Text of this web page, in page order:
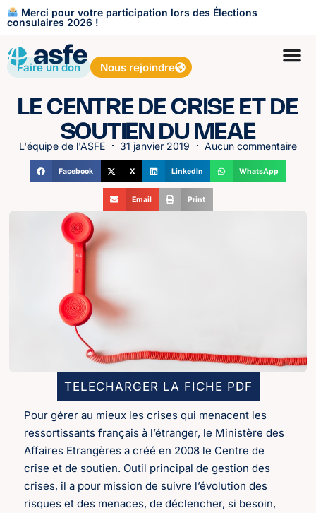
Merci pour votre participation lors des Élections
consulaires 2026 !
Faire un don Nous rejoindre
LE CENTRE DE CRISE ET DE
SOUTIEN DU MEAE
L'équipe de l'ASFE 31 janvier 2019 Aucun commentaire
Facebook X LinkedIn WhatsApp
Email Print
TELECHARGER LA FICHE PDF
Pour gérer au mieux les crises qui menacent les
ressortissants français à l’étranger, le Ministère des
Affaires Etrangères a créé en 2008 le Centre de
crise et de soutien. Outil principal de gestion des
crises, il a pour mission de suivre l’évolution des
risques et des menaces, de déclencher, si besoin,